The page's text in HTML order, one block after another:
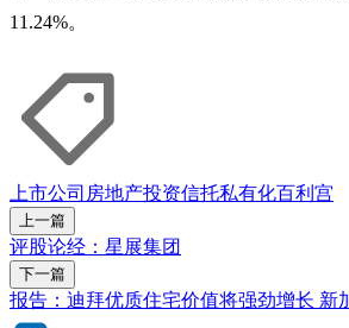
11.24%。
上市公司 房地产投资信托私有化百利宫
上一篇
评股论经：星展集团
下一篇
报告：迪拜优质住宅价值将强劲增长